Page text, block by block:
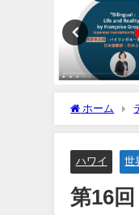
ホーム
ハワイ 世
第16